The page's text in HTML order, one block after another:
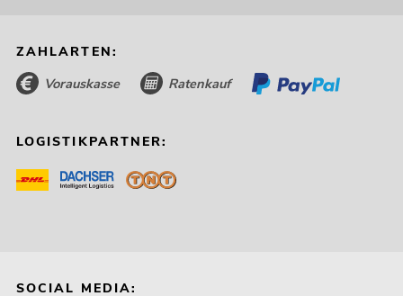
ZAHLARTEN:
Vorauskasse Ratenkauf
LOGISTIKPARTNER:
SOCIAL MEDIA: